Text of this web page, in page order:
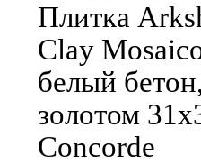
Плитка
Clay
белый
золотом
Concorde